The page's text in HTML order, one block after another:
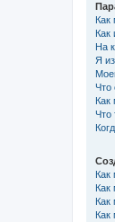
Как
Как
На
Я
Что
Как
Что
Как
Как
Как
Как